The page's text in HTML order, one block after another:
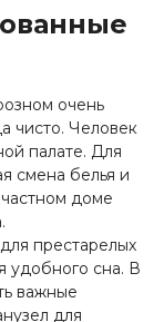
очень
чисто. Человек
палате. Для
смена белья и
доме
престарелых
удобного сна. В
важные
для